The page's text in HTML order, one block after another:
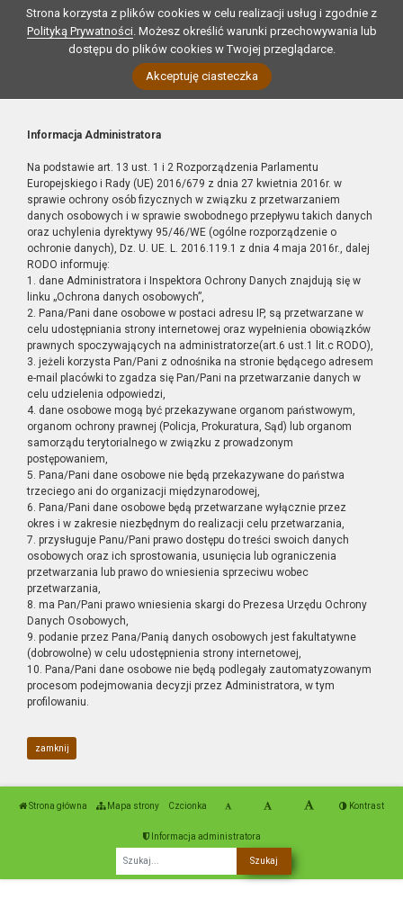
Strona korzysta z plików cookies w celu realizacji usług i zgodnie z
Polityką Prywatności. Możesz określić warunki przechowywania lub
dostępu do plików cookies w Twojej przeglądarce.
Akceptuję ciasteczka
Informacja Administratora
Na podstawie art. 13 ust. 1 i 2 Rozporządzenia Parlamentu
Europejskiego i Rady (UE) 2016/679 z dnia 27 kwietnia 2016r. w
sprawie ochrony osób fizycznych w związku z przetwarzaniem
danych osobowych i w sprawie swobodnego przepływu takich danych
oraz uchylenia dyrektywy 95/46/WE (ogólne rozporządzenie o
ochronie danych), Dz. U. UE. L. 2016.119.1 z dnia 4 maja 2016r., dalej
RODO informuję:
1. dane Administratora i Inspektora Ochrony Danych znajdują się w
linku „Ochrona danych osobowych”,
2. Pana/Pani dane osobowe w postaci adresu IP, są przetwarzane w
celu udostępniania strony internetowej oraz wypełnienia obowiązków
prawnych spoczywających na administratorze(art.6 ust.1 lit.c RODO),
3. jeżeli korzysta Pan/Pani z odnośnika na stronie będącego adresem
e-mail placówki to zgadza się Pan/Pani na przetwarzanie danych w
celu udzielenia odpowiedzi,
4. dane osobowe mogą być przekazywane organom państwowym,
organom ochrony prawnej (Policja, Prokuratura, Sąd) lub organom
samorządu terytorialnego w związku z prowadzonym
postępowaniem,
5. Pana/Pani dane osobowe nie będą przekazywane do państwa
trzeciego ani do organizacji międzynarodowej,
6. Pana/Pani dane osobowe będą przetwarzane wyłącznie przez
okres i w zakresie niezbędnym do realizacji celu przetwarzania,
7. przysługuje Panu/Pani prawo dostępu do treści swoich danych
osobowych oraz ich sprostowania, usunięcia lub ograniczenia
przetwarzania lub prawo do wniesienia sprzeciwu wobec
przetwarzania,
8. ma Pan/Pani prawo wniesienia skargi do Prezesa Urzędu Ochrony
Danych Osobowych,
9. podanie przez Pana/Panią danych osobowych jest fakultatywne
(dobrowolne) w celu udostępnienia strony internetowej,
10. Pana/Pani dane osobowe nie będą podlegały zautomatyzowanym
procesom podejmowania decyzji przez Administratora, w tym
profilowaniu.
zamknij
Strona główna Mapa strony Czcionka Kontrast
Informacja administratora